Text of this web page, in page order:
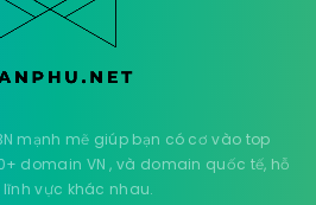
mạnh mẽ giúp bạn có cơ vào top
domain VN , và domain quốc tế, hỗ
lĩnh vực khác nhau.